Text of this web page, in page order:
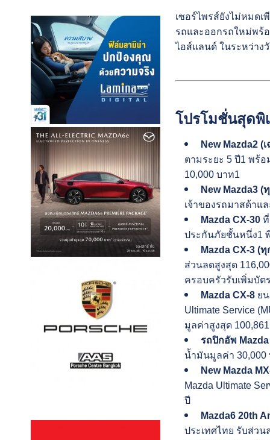
เซอร์ไพรส์ยังไม่หมด
รถและออกรถใหม่พร้
ไอส์แลนด์ ในระหว่าง
โปรโมชั่นสุดพิ
New Mazda2 (
ตามระยะ 5 ปี1 พร้
10,000 บาท1
New Mazda3 (
เจ้าของรถมาสด้าแ
Mazda CX-30ที่
ประกันภัยชั้นหนึ่ง1
Mazda CX-3 (
ส่วนลดสูงสุด
ครอบครัวรับเพิ่มบั
Mazda CX-8ยน
Ultimate Service
มูลค่าสูงสุด
รถปิกอัพ Mazda
น้ำมันมูลค่า 30,000
New Mazda
Mazda Ultimate
ปี
Mazda6 20th
ประเทศไทย รับส่ว